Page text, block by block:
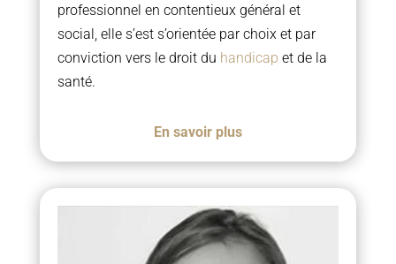
professionnel en contentieux général et
social, elle s’est s’orientée par choix et par
conviction vers le droit du handicap et de la
santé.
En savoir plus